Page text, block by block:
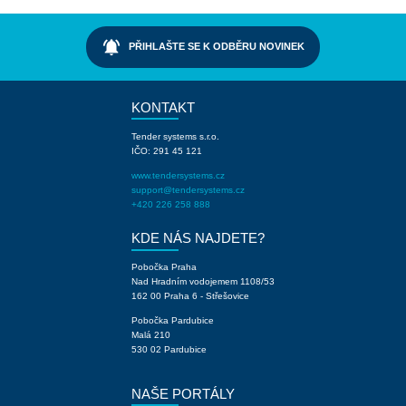
notifications_active PŘIHLAŠTE SE K ODBĚRU NOVINEK
KONTAKT
Tender systems s.r.o.
IČO: 291 45 121
www.tendersystems.cz
support@tendersystems.cz
+420 226 258 888
KDE NÁS NAJDETE?
Pobočka Praha
Nad Hradním vodojemem 1108/53
162 00 Praha 6 - Střešovice
Pobočka Pardubice
Malá 210
530 02 Pardubice
NAŠE PORTÁLY